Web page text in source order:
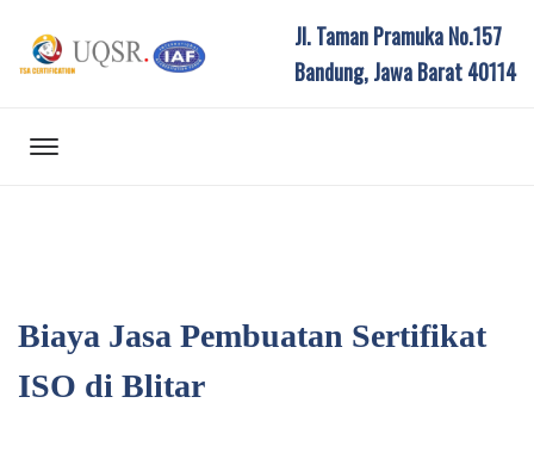
Jl. Taman Pramuka No.157
Bandung, Jawa Barat 40114
Biaya Jasa Pembuatan Sertifikat
ISO di Blitar